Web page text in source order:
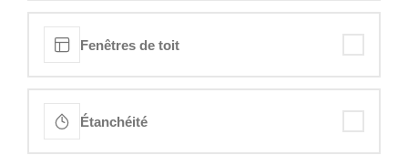
Fenêtres de toit
Étanchéité